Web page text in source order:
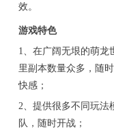
效。
游戏特色
1、在广阔无垠的萌龙
里副本数量众多，随
快感；
2、提供很多不同玩法
队，随时开战；